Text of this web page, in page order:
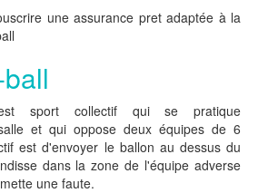
une assurance pret adaptée à la
sport collectif qui se pratique
et qui oppose deux équipes de 6
est d'envoyer le ballon au dessus du
dans la zone de l'équipe adverse
une faute.